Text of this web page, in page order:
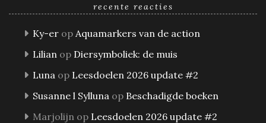
recente reacties
Ky-er op Aquamarkers van de action
Lilian op Diersymboliek: de muis
Luna op Leesdoelen 2026 update #2
Susanne l Sylluna op Beschadigde boeken
Marjolijn op Leesdoelen 2026 update #2